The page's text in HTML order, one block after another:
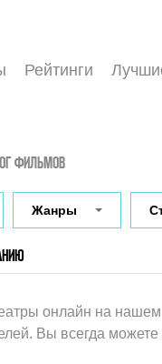
Рейтинги
ФИЛЬМОВ
Жанры
онлайн на
Вы всегда